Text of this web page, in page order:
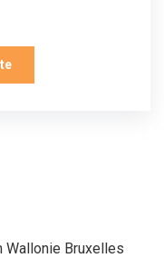
Wallonie Bruxelles